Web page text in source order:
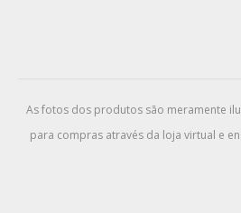
As fotos dos produtos são meramente
para compras através da loja virtual e